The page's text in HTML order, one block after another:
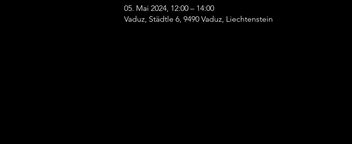
05. Mai 2024, 12:00 – 14:00
Vaduz, Städtle 6, 9490 Vaduz, Liechtenstein